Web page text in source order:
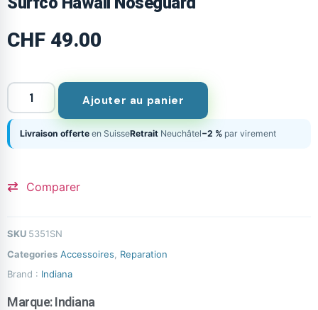
CHF 49.00
Ajouter au panier
Livraison offerte en SuisseRetrait Neuchâtel−2 % par virement
Comparer
SKU 5351SN
Categories Accessoires
Reparation
Brand : Indiana
Marque:Indiana